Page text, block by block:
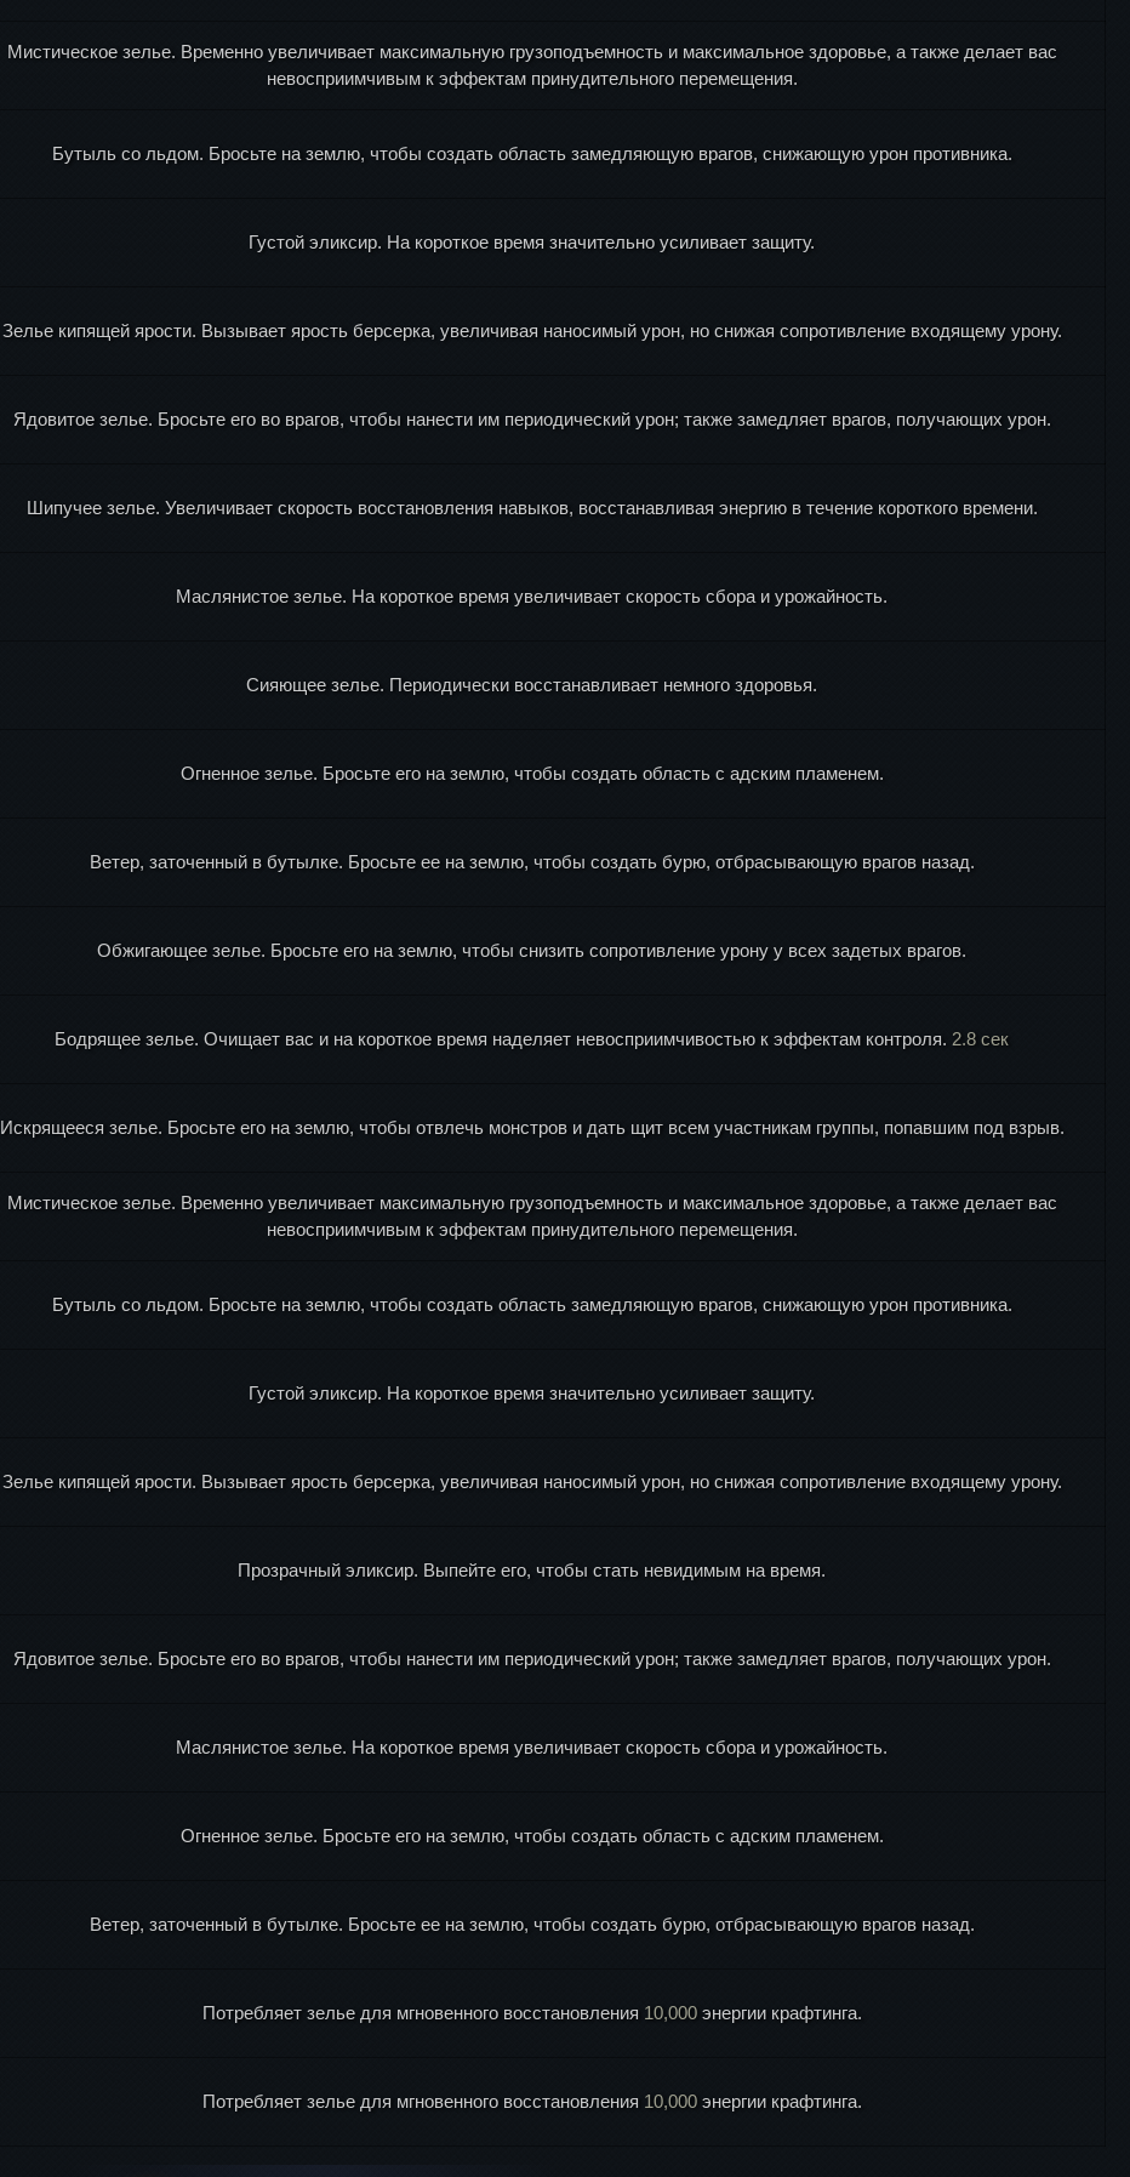
Мистическое зелье. Временно увеличивает максимальную грузоподъемность и максимальное здоровье, а также делает вас
невосприимчивым к эффектам принудительного перемещения.
Бутыль со льдом. Бросьте на землю, чтобы создать область замедляющую врагов, снижающую урон противника.
Густой эликсир. На короткое время значительно усиливает защиту.
Зелье кипящей ярости. Вызывает ярость берсерка, увеличивая наносимый урон, но снижая сопротивление входящему урону.
Ядовитое зелье. Бросьте его во врагов, чтобы нанести им периодический урон; также замедляет врагов, получающих урон.
Шипучее зелье. Увеличивает скорость восстановления навыков, восстанавливая энергию в течение короткого времени.
Маслянистое зелье. На короткое время увеличивает скорость сбора и урожайность.
Сияющее зелье. Периодически восстанавливает немного здоровья.
Огненное зелье. Бросьте его на землю, чтобы создать область с адским пламенем.
Ветер, заточенный в бутылке. Бросьте ее на землю, чтобы создать бурю, отбрасывающую врагов назад.
Обжигающее зелье. Бросьте его на землю, чтобы снизить сопротивление урону у всех задетых врагов.
Бодрящее зелье. Очищает вас и на короткое время наделяет невосприимчивостью к эффектам контроля. 2.8 сек
Искрящееся зелье. Бросьте его на землю, чтобы отвлечь монстров и дать щит всем участникам группы, попавшим под взрыв.
Мистическое зелье. Временно увеличивает максимальную грузоподъемность и максимальное здоровье, а также делает вас
невосприимчивым к эффектам принудительного перемещения.
Бутыль со льдом. Бросьте на землю, чтобы создать область замедляющую врагов, снижающую урон противника.
Густой эликсир. На короткое время значительно усиливает защиту.
Зелье кипящей ярости. Вызывает ярость берсерка, увеличивая наносимый урон, но снижая сопротивление входящему урону.
Прозрачный эликсир. Выпейте его, чтобы стать невидимым на время.
Ядовитое зелье. Бросьте его во врагов, чтобы нанести им периодический урон; также замедляет врагов, получающих урон.
Маслянистое зелье. На короткое время увеличивает скорость сбора и урожайность.
Огненное зелье. Бросьте его на землю, чтобы создать область с адским пламенем.
Ветер, заточенный в бутылке. Бросьте ее на землю, чтобы создать бурю, отбрасывающую врагов назад.
Потребляет зелье для мгновенного восстановления 10,000энергии крафтинга.
Потребляет зелье для мгновенного восстановления 10,000энергии крафтинга.